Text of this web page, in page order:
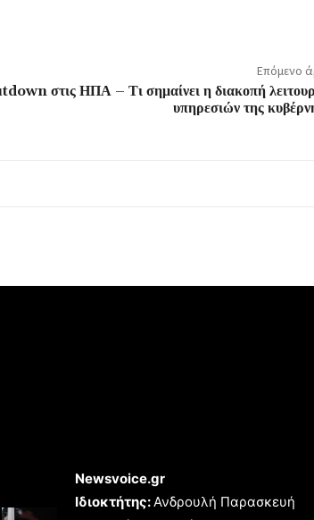
Επόμενο
στις ΗΠΑ – Τι σημαίνει η διακοπή
υπηρεσιών της
Newsvoice.gr
Ιδιοκτήτης:Ανδρουλή Παρασκευή